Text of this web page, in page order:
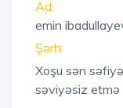
Ad:
emin
Şərh:
Xoşu sən
səviyəsiz etmə